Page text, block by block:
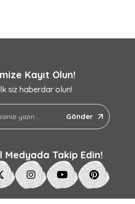
Kayıt Olun!
siz haberdar olun!
Gönder
Medyada Takip Edin!